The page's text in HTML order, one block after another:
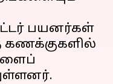
பயனர்கள்
கணக்குகளில்